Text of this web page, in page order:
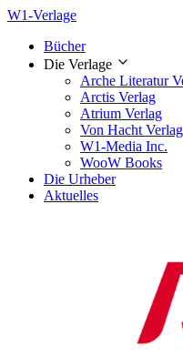
W1-Verlage
Bücher
Die Verlage
Arche Literatur
Arctis Verlag
Atrium Verlag
Von Hacht Verlag
W1-Media Inc.
WooW Books
Die Urheber
Aktuelles